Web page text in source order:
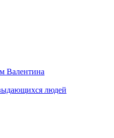
Валентина
людей